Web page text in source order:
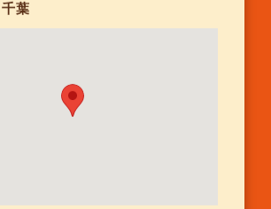
千葉